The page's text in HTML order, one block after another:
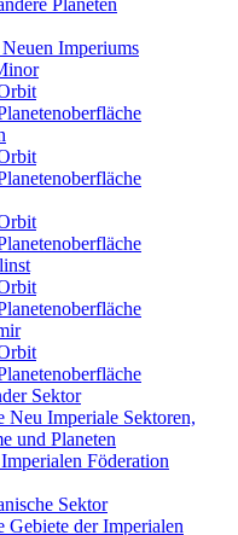
Planeten
Imperiums
Sektor
Neu Imperiale Sektoren,
und Planeten
Föderation
Sektor
Gebiete der Imperialen